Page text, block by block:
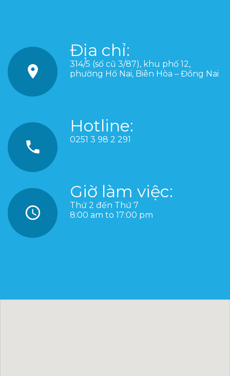
Địa chỉ:
314/5 (số cũ 3/87), khu phố 12,
phường Hố Nai, Biên Hòa – Đồng Nai
Hotline:
0251 3 98 2 291
Giờ làm việc:
Thứ 2 đến Thứ 7
8:00 am to 17:00 pm